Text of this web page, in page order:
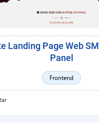
Landing Page Web
Panel
Frontend